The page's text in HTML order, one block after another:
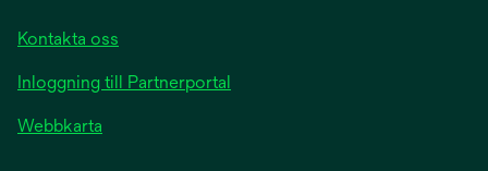
Kontakta oss
Inloggning till Partnerportal
Webbkarta